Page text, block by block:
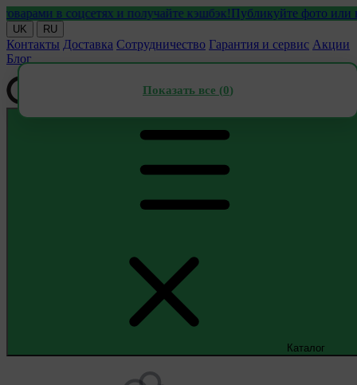
в соцсетях и получайте кэшбэк!Публикуйте фото или
UK RU
Контакты Доставка Сотрудничество Гарантия и сервис Акции
Блог
Каталог
Показать все (0)